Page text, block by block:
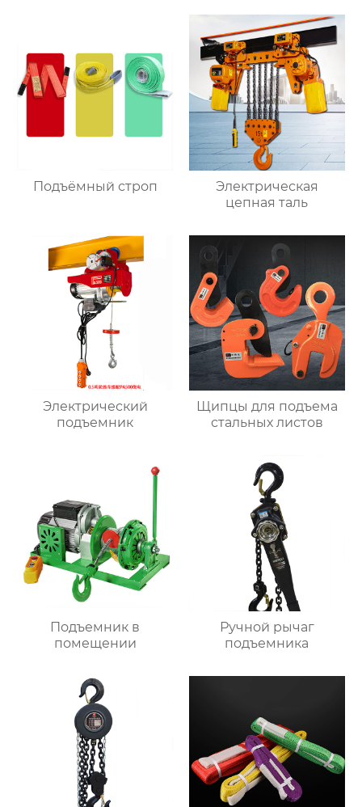
Подъёмный строп
Электрическая
цепная таль
Электрический
подъемник
Щипцы для подъема
стальных листов
Подъемник в
помещении
Ручной рычаг
подъемника